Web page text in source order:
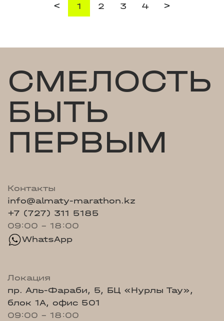
< 1 2 3 4 >
СМЕЛОСТЬ
БЫТЬ
ПЕРВЫМ
Контакты
info@almaty-marathon.kz
+7 (727) 311 5185
09:00 - 18:00
WhatsApp
Локация
пр. Аль-Фараби, 5, БЦ «Нурлы Тау»,
блок 1А, офис 501
09:00 - 18:00